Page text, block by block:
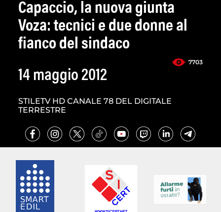
Capaccio, la nuova giunta
Voza: tecnici e due donne al
fianco del sindaco
7703
14 maggio 2012
STILETV HD CANALE 78 DEL DIGITALE
TERRESTRE